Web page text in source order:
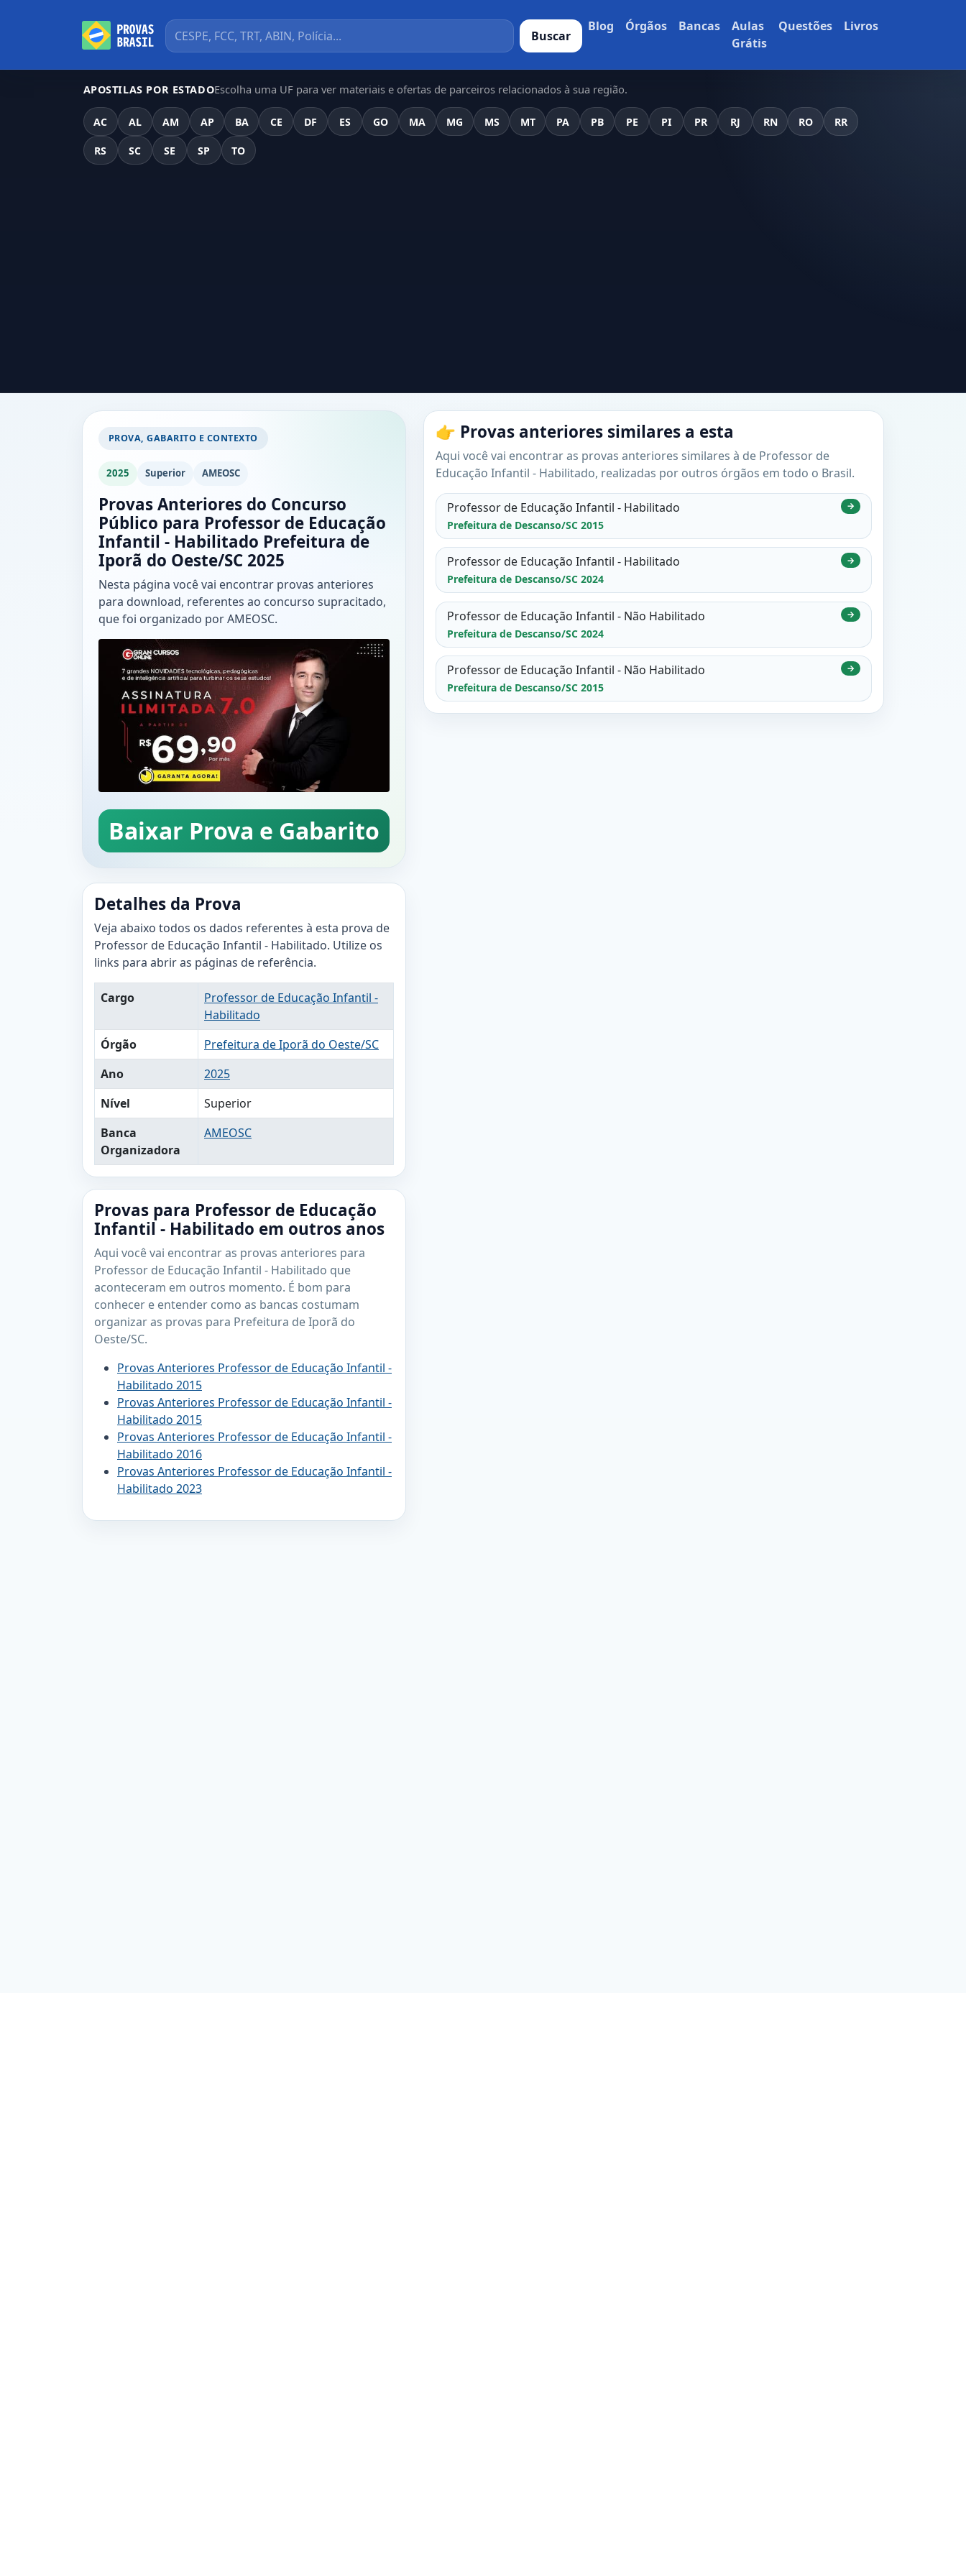
Buscar
Blog Órgãos Bancas
Aulas
Grátis
Questões Livros
APOSTILAS POR ESTADOEscolha uma UF para ver materiais e ofertas de parceiros relacionados à sua região.
AC AL AM AP BA CE DF ES GO MA MG MS MT PA PB PE PI PR RJ RN RO RR
RS SC SE SP TO
PROVA, GABARITO E CONTEXTO
2025 Superior AMEOSC
Provas Anteriores do Concurso
Público para Professor de Educação
Infantil - Habilitado Prefeitura de
Iporã do Oeste/SC 2025
Nesta página você vai encontrar provas anteriores
para download, referentes ao concurso supracitado,
que foi organizado por AMEOSC.
Baixar Prova e Gabarito
Detalhes da Prova
Veja abaixo todos os dados referentes à esta prova de
Professor de Educação Infantil - Habilitado. Utilize os
links para abrir as páginas de referência.
Cargo
Professor de Educação Infantil -
Habilitado
Órgão
Prefeitura de Iporã do Oeste/SC
Ano
2025
Nível
Superior
Banca
Organizadora
AMEOSC
Provas para Professor de Educação
Infantil - Habilitado em outros anos
Aqui você vai encontrar as provas anteriores para
Professor de Educação Infantil - Habilitado que
aconteceram em outros momento. É bom para
conhecer e entender como as bancas costumam
organizar as provas para Prefeitura de Iporã do
Oeste/SC.
Provas Anteriores Professor de Educação Infantil -
Habilitado 2015
Provas Anteriores Professor de Educação Infantil -
Habilitado 2015
Provas Anteriores Professor de Educação Infantil -
Habilitado 2016
Provas Anteriores Professor de Educação Infantil -
Habilitado 2023
👉 Provas anteriores similares a esta
Aqui você vai encontrar as provas anteriores similares à de Professor de
Educação Infantil - Habilitado, realizadas por outros órgãos em todo o Brasil.
Professor de Educação Infantil - Habilitado
Prefeitura de Descanso/SC 2015
→
Professor de Educação Infantil - Habilitado
Prefeitura de Descanso/SC 2024
→
Professor de Educação Infantil - Não Habilitado
Prefeitura de Descanso/SC 2024
→
Professor de Educação Infantil - Não Habilitado
Prefeitura de Descanso/SC 2015
→